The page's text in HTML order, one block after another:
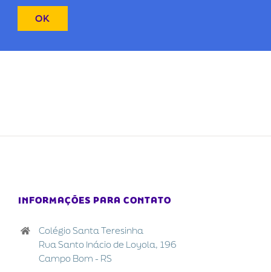
INFORMAÇÕES PARA CONTATO
Colégio Santa Teresinha
Rua Santo Inácio de Loyola, 196
Campo Bom - RS